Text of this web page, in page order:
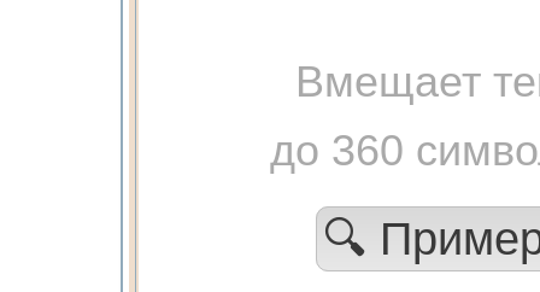
Вмещает
до 360
🔍